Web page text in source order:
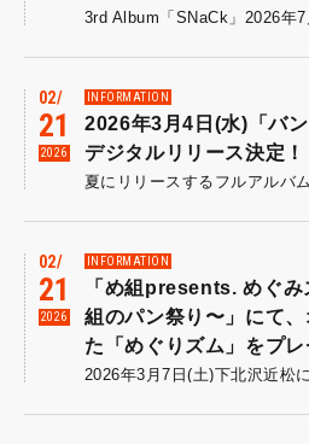
02
21
2026
INFORMATION
2026年3月4日(水)「バ
デジタルリリース決定！
02
21
2026
INFORMATION
「め組presents. めぐ
組のパン祭り〜」にて
た「めぐりズム」をプレ